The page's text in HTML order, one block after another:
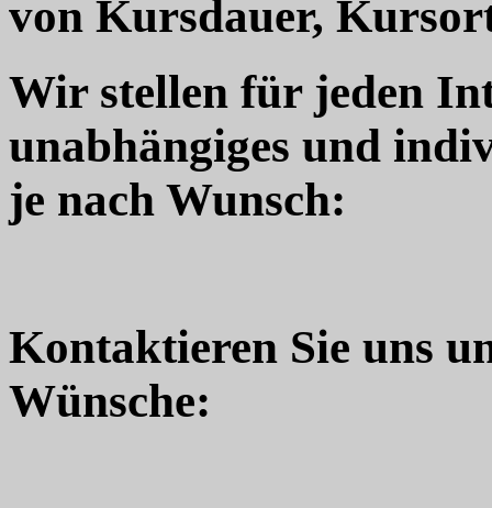
von Kursdauer,
Wir stellen für jeden
unabhängiges und
je nach Wunsch:
Kontaktieren Sie uns
Wünsche: